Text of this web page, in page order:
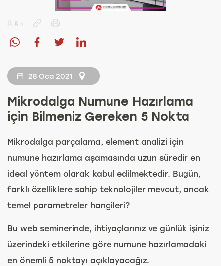
28 Oca 2021
Mikrodalga Numune Hazırlama
için Bilmeniz Gereken 5 Nokta
Mikrodalga parçalama, element analizi için
numune hazırlama aşamasında uzun süredir en
ideal yöntem olarak kabul edilmektedir. Bugün,
farklı özelliklere sahip teknolojiler mevcut, ancak
temel parametreler hangileri?
Bu web seminerinde, ihtiyaçlarınız ve günlük işiniz
üzerindeki etkilerine göre numune hazırlamadaki
en önemli 5 noktayı açıklayacağız.